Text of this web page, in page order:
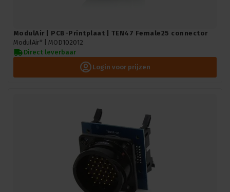
ModulAir | PCB-Printplaat | TEN47 Female25 connector
ModulAir* | MOD102012
Direct leverbaar
Login voor prijzen